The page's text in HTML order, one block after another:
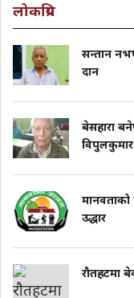
लोकप्रिय
सन्तान
दान
बेसहारा
विपुलकुमार
मानवताको
उद्धार
राैतहटमा